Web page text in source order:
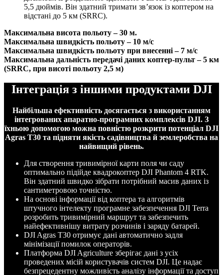
5,5 дюймів. Він здатний тримати зв’язок із коптером на
відстані до 5 км (SRRC).
Максимальна висота польоту – 30 м.
Максимальна швидкість польоту – 10 м/с
Максимальна швидкість польоту при внесенні – 7 м/с
Максимальна дальність передачі даних коптер-пульт – 5 км
(SRRC, при висоті польоту 2,5 м)
Інтеграція з іншими продуктами DJI
Найбільша ефективність досягається з використанням
інтегрованих апаратно-програмних комплексів DJI. З
їхньою допомогою можна повністю розкрити потенціал DJI
Agras T30 та підняти якість садівництва й землеробства на
найвищий рівень.
Для створення тривимірної карти поля чи саду
оптимально підійде квадрокоптер DJI Phantom 4 RTK.
Він здатний швидко зібрати потрібний масив даних із
сантиметровою точністю.
На основі інформації від коптера та алгоритмів
штучного інтелекту програмне забезпечення DJI Terra
розробить тривимірний маршрут та забезпечить
найефективнішу витрату розчинів і заряду батарей.
DJI Agras T30 отримує дані автоматично задля
мінімізації помилок операторів.
Платформа DJI Agriculture зберігає дані з усіх
проведених місій користувачів систем DJI. Це надає
безпрецедентну можливість аналізу інформації та доступ